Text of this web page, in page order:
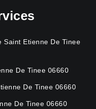
Saint Etienne De Tinee
De Tinee 06660
De Tinee 06660
De Tinee 06660